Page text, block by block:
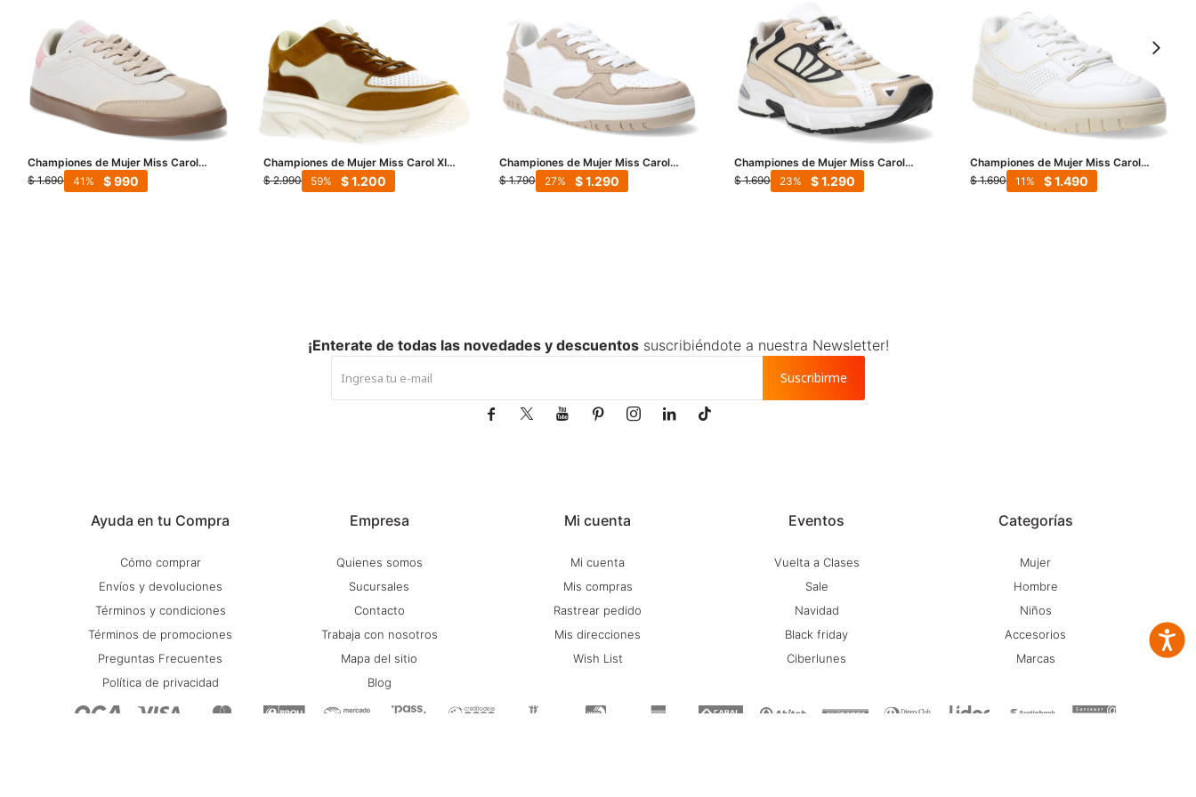
Championes de Mujer Miss Carol
CAROVI - Beige
$ 1.690 $990
41
Championes de Mujer Miss Carol XIME
estilo casual deportivo - Marrón
$ 2.990 $1.200
59
Championes de Mujer Miss Carol
Wisconsin - Beige
$ 1.790 $ 1.290
27
Championes de Mujer Miss Carol
ESTELI - Beige
$ 1.690 $1.290
23
Championes de Mujer Miss Carol
Leperd - Beige Claro
$ 1.690 $1.490
11
Ayuda en tu Compra
Cómo comprar
Envíos y devoluciones
Términos y condiciones
Términos de promociones
Preguntas Frecuentes
Política de privacidad
Empresa
Quienes somos
Sucursales
Contacto
Trabaja con nosotros
Mapa del sitio
Blog
Mi cuenta
Mi cuenta
Mis compras
Rastrear pedido
Mis direcciones
Wish List
Eventos
Vuelta a Clases
Sale
Navidad
Black friday
Ciberlunes
Categorías
Mujer
Hombre
Niños
Accesorios
Marcas
¡Enterate de todas las novedades y descuentossuscribiéndote a nuestra Newsletter!
Suscribirme
      